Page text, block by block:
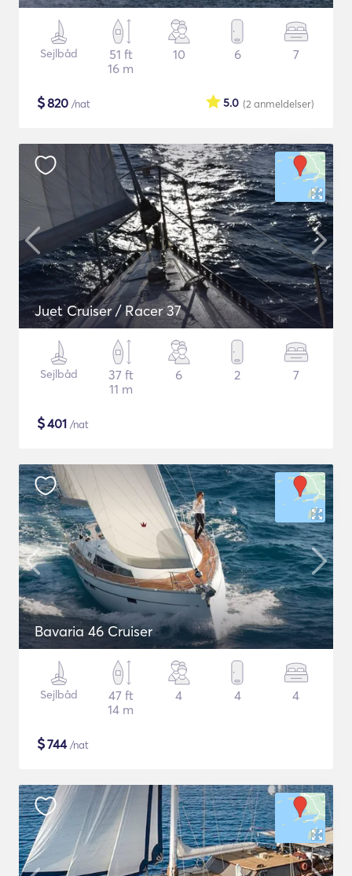
Sejlbåd
51 ft
16 m
10 6 7
$820 /nat (2 anmeldelser)
5.0
Juet Cruiser / Racer 37
Sejlbåd
37 ft
11 m
6 2 7
$401 /nat
Bavaria 46 Cruiser
Sejlbåd
47 ft
14 m
4 4 4
$744/nat